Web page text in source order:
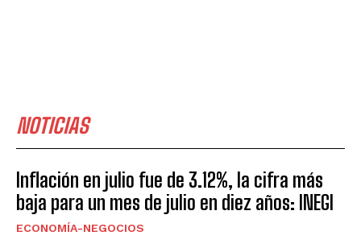
NOTICIAS
Inflación en julio fue de 3.12%, la cifra más
baja para un mes de julio en diez años: INEGI
ECONOMÍA-NEGOCIOS